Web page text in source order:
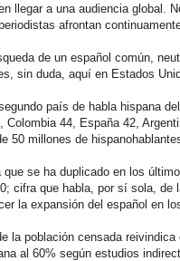
llegar a una audiencia global.
afrontan
de un español común,
sin duda, aquí en Estados
país de habla hispana
Colombia 44, España 42,
50 millones de
que se ha duplicado en los
cifra que habla, por sí sola, de
la expansión del español en
la población censada
al 60% según estudios